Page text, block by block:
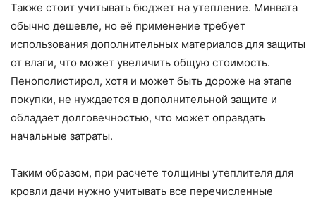
Также стоит учитывать бюджет на утепление. Минвата
обычно дешевле, но её применение требует
использования дополнительных материалов для защиты
от влаги, что может увеличить общую стоимость.
Пенополистирол, хотя и может быть дороже на этапе
покупки, не нуждается в дополнительной защите и
обладает долговечностью, что может оправдать
начальные затраты.
Таким образом, при расчете толщины утеплителя для
кровли дачи нужно учитывать все перечисленные